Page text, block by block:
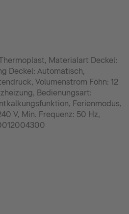
Materialart Deckel:
Deckel: Automatisch,
Volumenstrom Föhn: 12
Bedienungsart:
Ferienmodus,
V, Min. Frequenz: 50 Hz,